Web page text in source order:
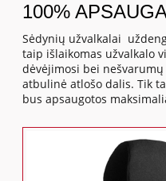
100%
Sėdynių užvalkalai
taip išlaikomas užvalkalo
dėvėjimosi bei
atbulinė atlošo dalis. Tik
bus apsaugotos